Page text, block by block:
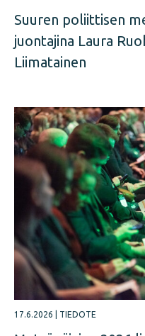
Suuren poliittisen
juontajina Laura
Liimatainen
17.6.2026 TIEDOTE